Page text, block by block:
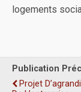
logements
Publication
Projet